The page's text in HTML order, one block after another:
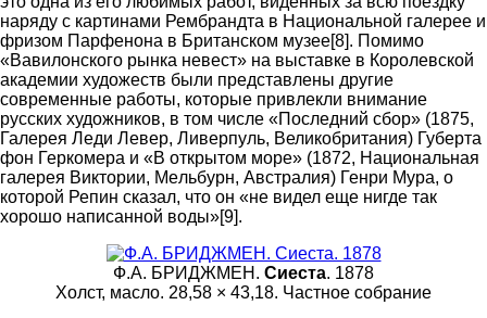
наряду с картинами Рембрандта в Национальной галерее и
фризом Парфенона в Британском музее[8]. Помимо
«Вавилонского рынка невест» на выставке в Королевской
академии художеств были представлены другие
современные работы, которые привлекли внимание
русских художников, в том числе «Последний сбор» (1875,
Галерея Леди Левер, Ливерпуль, Великобритания) Губерта
фон Геркомера и «В открытом море» (1872, Национальная
галерея Виктории, Мeльбурн, Австралия) Генри Мура, о
которой Репин сказал, что он «не видел еще нигде так
хорошо написанной воды»[9].
Ф.А. БРИДЖМЕН. Сиеста. 1878
Холст, масло. 28,58 × 43,18. Частное собрание